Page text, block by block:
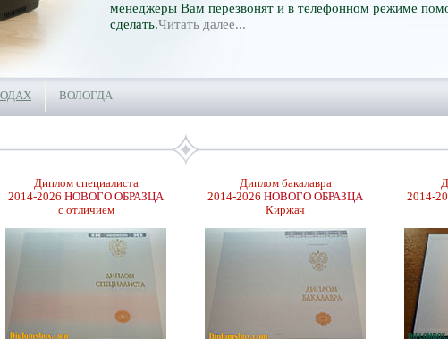
менеджеры Вам перезвонят и в телефонном режиме
сделать.Читать далее...
ВОЛОГДА
Диплом специалиста
2014-2026 НОВОГО ОБРАЗЦА
с отличием
Диплом бакалавра
2014-2026 НОВОГО ОБРАЗЦА
Киржач
2014-